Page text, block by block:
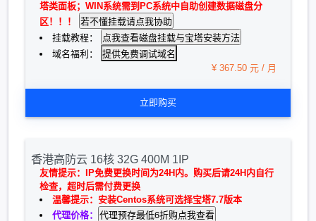
塔类面板；WIN系统需到PC系统中自助创建数据磁盘分
区！！！
挂载教程：
域名福利：
提供免费调试域名
¥ 367.50 元 / 月
立即购买
香港高防云 16核 32G 400M 1IP
友情提示：IP免费更换时间为24H内。购买后请24H内自行
检查，超时后需付费更换
温馨提示：安装Centos系统可选择宝塔7.7版本
代理价格：